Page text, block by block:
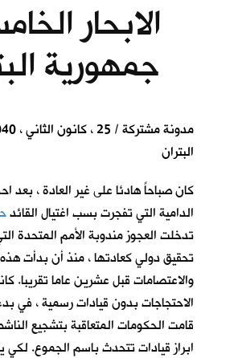
الابحار
جمهورية
البتران
كان صباحاً هادئا على غير العادة ، بعد
الدامية التي تفجرت بسب اغتيال القائد
تدخلت العجوز مندوبة الأمم المتحدة
تحقيق دولي كعادتها ، منذ أن بدأت
والاعتصامات قبل عشرين عاما تقريبا.
الاحتجاجات بدون قيادات رسمية ، في
قامت الحكومات المتعاقبة بتشجيع
ابراز قيادات تتحدث باسم الجموع. لكي